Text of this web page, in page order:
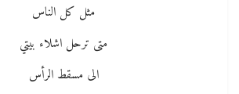
مثل كل الناس
متى ترحل اشلاء بيتي
الى مسقط الرأس